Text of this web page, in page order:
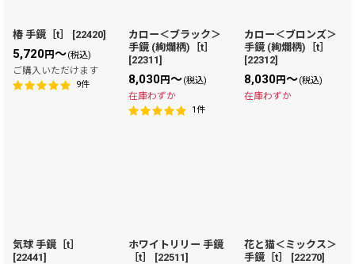
椿 手鏡［t］ [22420]
5,720円～(税込)
ご購入いただけます
9件
カロー＜ブラック＞
手鏡 (絢爛柄)［t］
[22311]
8,030円～(税込)
在庫わずか
1件
カロー＜ブロンズ＞
手鏡 (絢爛柄)［t］
[22312]
8,030円～(税込)
在庫わずか
気球 手鏡［t］
[22441]
ホワイトリリー 手鏡
［t］
[22511]
花と猫＜ミックス＞
手鏡［t］
[22270]